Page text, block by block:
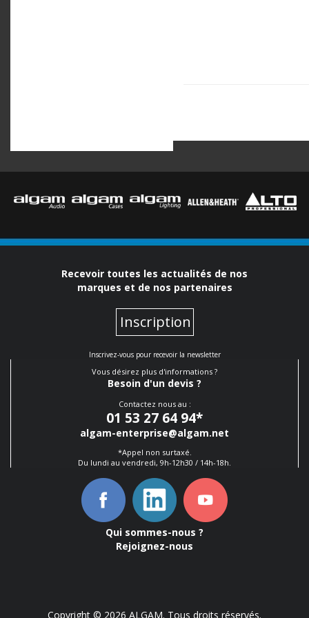
Recevoir toutes les actualités de nos
marques et de nos partenaires
Inscription
Inscrivez-vous pour recevoir la newsletter
Vous désirez plus d'informations ?
Besoin d'un devis ?
Contactez nous au :
01 53 27 64 94*
algam-enterprise@algam.net
*Appel non surtaxé.
Du lundi au vendredi, 9h-12h30 / 14h-18h.
Qui sommes-nous ?
Rejoignez-nous
Copyright © 2026 ALGAM. Tous droits réservés.